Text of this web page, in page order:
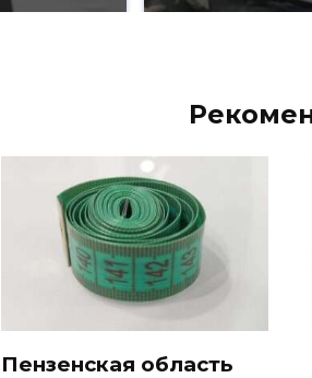
Пензенская область